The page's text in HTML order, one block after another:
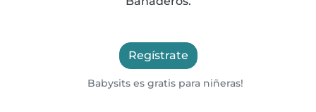
Regístrate
Babysits es gratis para niñeras!